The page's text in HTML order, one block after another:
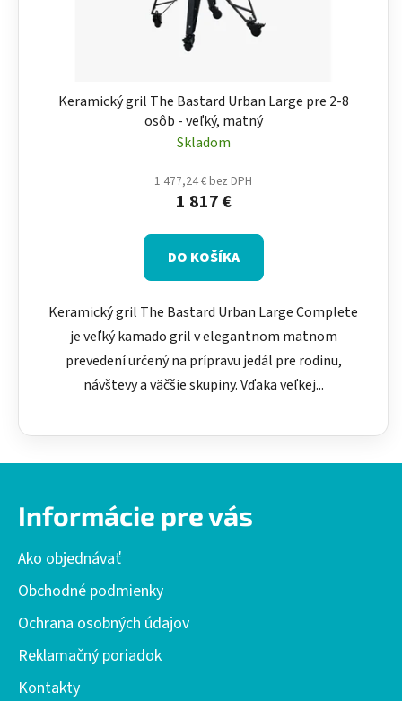
Keramický gril The Bastard Urban Large pre 2-8
osôb - veľký, matný
Skladom
1 477,24 € bez DPH
1 817 €
DO KOŠÍKA
Keramický gril The Bastard Urban Large Complete
je veľký kamado gril v elegantnom matnom
prevedení určený na prípravu jedál pre rodinu,
návštevy a väčšie skupiny. Vďaka veľkej...
Informácie pre vás
Ako objednávať
Obchodné podmienky
Ochrana osobných údajov
Reklamačný poriadok
Kontakty